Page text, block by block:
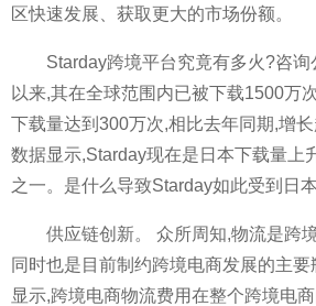
区快速发展、获取更大的市场份额。
Starday跨境平台究竟有多火?咨
以来,其在全球范围内已被下载1500万
下载量达到300万次,相比去年同期,增
数据显示,Starday现在是日本下载量上
之一。是什么导致Starday如此受到日
供应链创新。 众所周知,物流是跨
同时也是目前制约跨境电商发展的主
显示,跨境电商物流费用在整个跨境电